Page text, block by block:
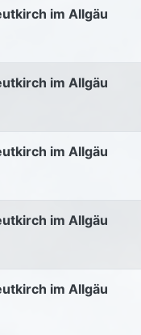
im Allgäu
im Allgäu
im Allgäu
im Allgäu
im Allgäu